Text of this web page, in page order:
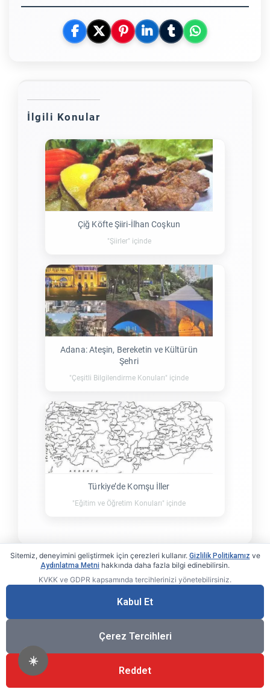
☀️
İlgili Konular
Çiğ Köfte Şiiri-İlhan Coşkun
"Şiirler" içinde
Adana: Ateşin, Bereketin ve Kültürün
Şehri
"Çeşitli Bilgilendirme Konuları" içinde
Türkiye’de Komşu İller
"Eğitim ve Öğretim Konuları" içinde
Kerim Usta
Herkesin bir yaşama nedeni var. Benimki ise "Sevda"…
Sitemiz, deneyimini geliştirmek için çerezleri kullanır. Gizlilik Politikamız ve
Aydınlatma Metni hakkında daha fazla bilgi edinebilirsin.
KVKK ve GDPR kapsamında tercihlerinizi yönetebilirsiniz.
Kabul Et
Çerez Tercihleri
Reddet